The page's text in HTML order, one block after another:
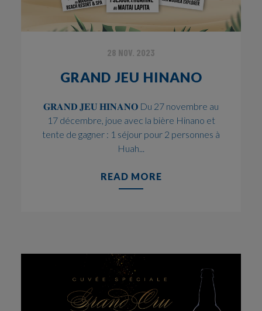
28 NOV. 2023
GRAND JEU HINANO
𝐆𝐑𝐀𝐍𝐃 𝐉𝐄𝐔 𝐇𝐈𝐍𝐀𝐍𝐎 Du 27 novembre au
17 décembre, joue avec la bière Hinano et
tente de gagner : 1 séjour pour 2 personnes à
Huah...
READ MORE